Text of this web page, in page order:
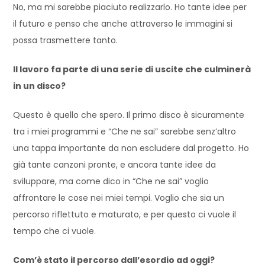
No, ma mi sarebbe piaciuto realizzarlo. Ho tante idee per
il futuro e penso che anche attraverso le immagini si
possa trasmettere tanto.
Il lavoro fa parte di una serie di uscite che culminerà
in un disco?
Questo è quello che spero. Il primo disco è sicuramente
tra i miei programmi e “Che ne sai” sarebbe senz’altro
una tappa importante da non escludere dal progetto. Ho
già tante canzoni pronte, e ancora tante idee da
sviluppare, ma come dico in “Che ne sai” voglio
affrontare le cose nei miei tempi. Voglio che sia un
percorso riflettuto e maturato, e per questo ci vuole il
tempo che ci vuole.
Com’è stato il percorso dall’esordio ad oggi?